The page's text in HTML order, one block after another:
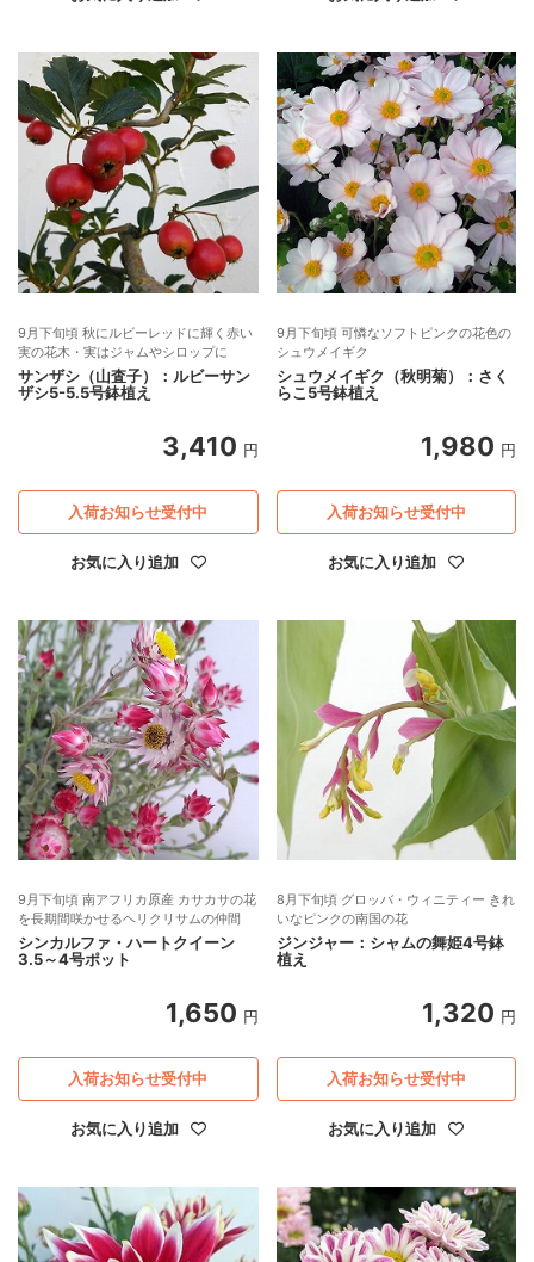
9月下旬頃 秋にルビーレッドに輝く赤い
実の花木・実はジャムやシロップに
サンザシ（山査子）：ルビーサン
ザシ5-5.5号鉢植え
3,410 円
お気に入り追加
入荷お知らせ受付中
9月下旬頃 可憐なソフトピンクの花色の
シュウメイギク
シュウメイギク（秋明菊）：さく
らこ5号鉢植え
1,980 円
お気に入り追加
入荷お知らせ受付中
9月下旬頃 南アフリカ原産 カサカサの花
を長期間咲かせるヘリクリサムの仲間
シンカルファ・ハートクイーン
3.5～4号ポット
1,650 円
お気に入り追加
入荷お知らせ受付中
8月下旬頃 グロッバ・ウィニティー きれ
いなピンクの南国の花
ジンジャー：シャムの舞姫4号鉢
植え
1,320 円
お気に入り追加
入荷お知らせ受付中